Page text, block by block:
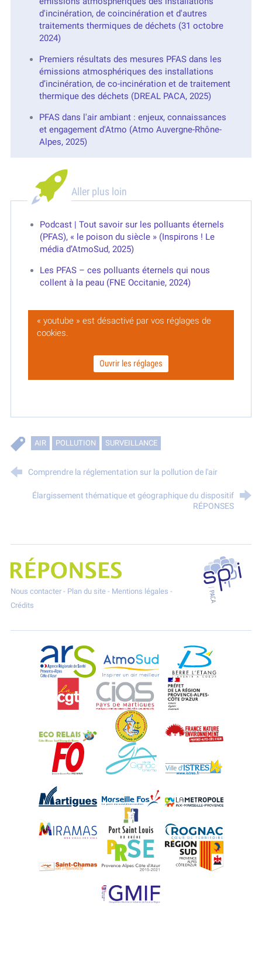
d'incinération, de coincinération et d'autres
traitements thermiques de déchets (31 octobre
2024)
Premiers résultats des mesures PFAS dans les
émissions atmosphériques des installations
d’incinération, de co-incinération et de traitement
thermique des déchets (DREAL PACA, 2025)
PFAS dans l'air ambiant : enjeux, connaissances
et engagement d'Atmo (Atmo Auvergne-Rhône-
Alpes, 2025)
Aller plus loin
Podcast | Tout savoir sur les polluants éternels
(PFAS), « le poison du siècle » (Inspirons ! Le
média d’AtmoSud, 2025)
Les PFAS – ces polluants éternels qui nous
collent à la peau (FNE Occitanie, 2024)
« youtube » est désactivé par vos réglages de
cookies.
Ouvrir les réglages
AIR POLLUTION SURVEILLANCE
Comprendre la réglementation sur la pollution de l'air
Élargissement thématique et géographique du dispositif
RÉPONSES
Projet Réponses - Réduire les POllutioNs en Santé Environnement
Nous contacter- Plan du site- Mentions légales -
Crédits
SPPPI
ARS Paca AtmoSud Berre l'Etang
CIAS
Eco-Relais Côte BleueEtang marin
Force Ouvrière Gignac-la-Nerthe
Port-Saint-Louis
Saint-Chamas PRSE Région Sud